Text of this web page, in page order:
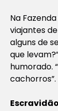
Na
viajantes
alguns de
que
humorado.
cachorros”.